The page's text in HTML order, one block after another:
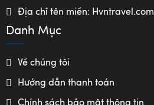
Địa chỉ tên miền: Hvntravel.com
Danh Mục
Về chúng tôi
Hướng dẫn thanh toán